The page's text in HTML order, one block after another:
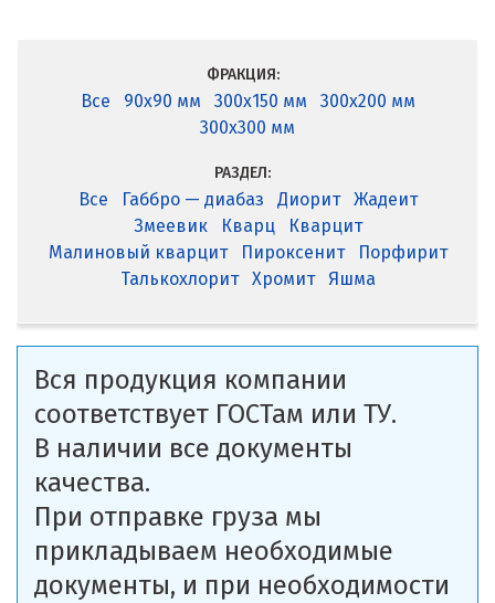
ФРАКЦИЯ:
Все 90x90 мм 300x150 мм
300x200 мм
300x300 мм
РАЗДЕЛ:
Все Габбро — диабаз Диорит
Жадеит
Змеевик
Кварц
Кварцит
Малиновый кварцит
Пироксенит
Порфирит
Талькохлорит
Хромит Яшма
Вся продукция компании
соответствует ГОСТам или ТУ.
В наличии все документы
качества.
При отправке груза мы
прикладываем необходимые
документы, и при необходимости